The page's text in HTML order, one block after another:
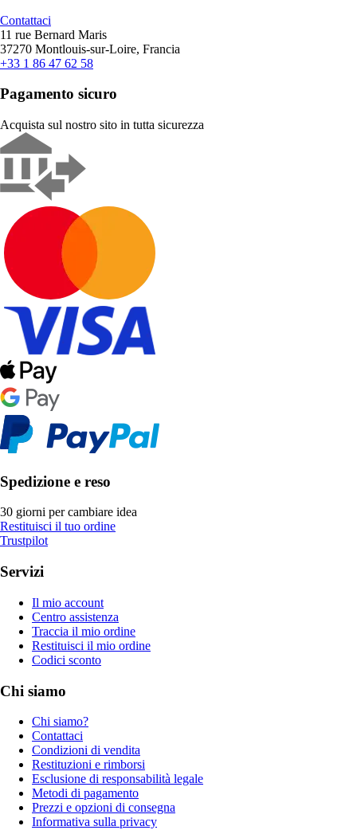
Contattaci
11 rue Bernard Maris
37270 Montlouis-sur-Loire, Francia
+33 1 86 47 62 58
Pagamento sicuro
Acquista sul nostro sito in tutta sicurezza
Spedizione e reso
30 giorni per cambiare idea
Restituisci il tuo ordine
Trustpilot
Servizi
Il mio account
Centro assistenza
Traccia il mio ordine
Restituisci il mio ordine
Codici sconto
Chi siamo
Chi siamo?
Contattaci
Condizioni di vendita
Restituzioni e rimborsi
Esclusione di responsabilità legale
Metodi di pagamento
Prezzi e opzioni di consegna
Informativa sulla privacy